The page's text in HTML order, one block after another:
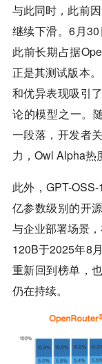
与此同时，此前
继续下滑。6月30
此前长期占据
正是其测试版本
和优异表现吸引
论的模型之一。
一段落，开发者
力，Owl Alpha热
此外，GPT-
亿参数级别的开
与企业部署场景
120B于2025年8
重新回到榜单，
仍在持续。